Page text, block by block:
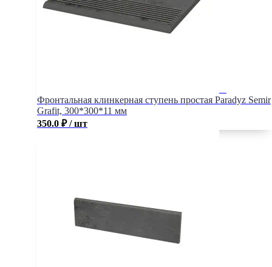
Фронтальная клинкерная ступень простая Paradyz Semir
Grafit, 300*300*11 мм
350.0 ₽ / шт